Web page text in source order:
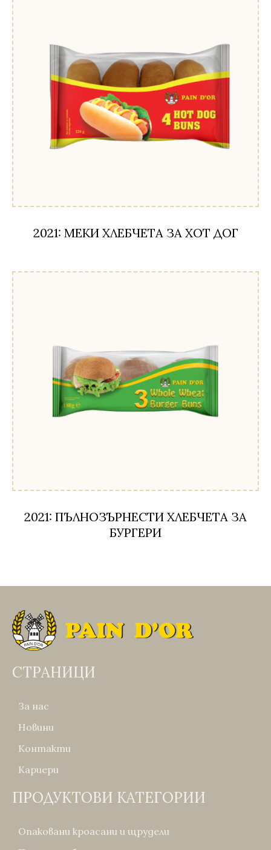
2021: МЕКИ ХЛЕБЧЕТА ЗА ХОТ ДОГ
2021: ПЪЛНОЗЪРНЕСТИ ХЛЕБЧЕТА ЗА
БУРГЕРИ
СТРАНИЦИ
За нас
Новини
Контакти
Кариери
ПРОДУКТОВИ КАТЕГОРИИ
Опаковани кроасани и щрудели